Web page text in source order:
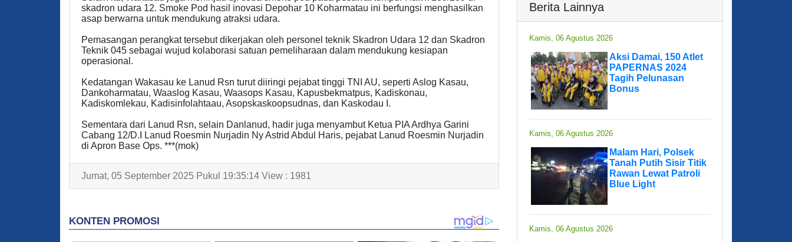
skadron udara 12. Smoke Pod hasil inovasi Depohar 10 Koharmatau ini berfungsi menghasilkan
asap berwarna untuk mendukung atraksi udara.
Pemasangan perangkat tersebut dikerjakan oleh personel teknik Skadron Udara 12 dan Skadron
Teknik 045 sebagai wujud kolaborasi satuan pemeliharaan dalam mendukung kesiapan
operasional.
Kedatangan Wakasau ke Lanud Rsn turut diiringi pejabat tinggi TNI AU, seperti Aslog Kasau,
Dankoharmatau, Waaslog Kasau, Waasops Kasau, Kapusbekmatpus, Kadiskonau,
Kadiskomlekau, Kadisinfolahtaau, Asopskaskoopsudnas, dan Kaskodau I.
Sementara dari Lanud Rsn, selain Danlanud, hadir juga menyambut Ketua PIA Ardhya Garini
Cabang 12/D.I Lanud Roesmin Nurjadin Ny Astrid Abdul Haris, pejabat Lanud Roesmin Nurjadin
di Apron Base Ops. ***(mok)
Jumat, 05 September 2025 Pukul 19:35:14 View : 1981
Berita Lainnya
Kamis, 06 Agustus 2026
Aksi Damai, 150 Atlet
PAPERNAS 2024
Tagih Pelunasan
Bonus
Kamis, 06 Agustus 2026
Malam Hari, Polsek
Tanah Putih Sisir Titik
Rawan Lewat Patroli
Blue Light
Kamis, 06 Agustus 2026